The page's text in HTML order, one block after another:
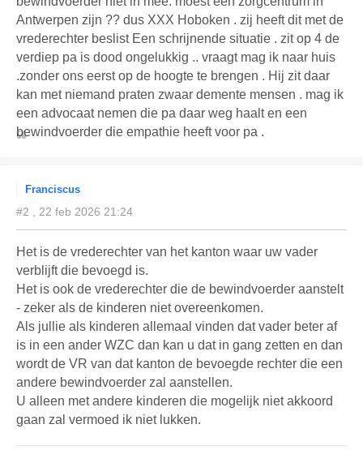
Antwerpen zijn ?? dus XXX Hoboken . zij heeft dit met de
vrederechter beslist Een schrijnende situatie . zit op 4 de
verdiep pa is dood ongelukkig .. vraagt mag ik naar huis
.zonder ons eerst op de hoogte te brengen . Hij zit daar
kan met niemand praten zwaar demente mensen . mag ik
een advocaat nemen die pa daar weg haalt en een
bewindvoerder die empathie heeft voor pa .
Franciscus
#2 , 22 feb 2026 21:24
Het is de vrederechter van het kanton waar uw vader
verblijft die bevoegd is.
Het is ook de vrederechter die de bewindvoerder aanstelt
- zeker als de kinderen niet overeenkomen.
Als jullie als kinderen allemaal vinden dat vader beter af
is in een ander WZC dan kan u dat in gang zetten en dan
wordt de VR van dat kanton de bevoegde rechter die een
andere bewindvoerder zal aanstellen.
U alleen met andere kinderen die mogelijk niet akkoord
gaan zal vermoed ik niet lukken.